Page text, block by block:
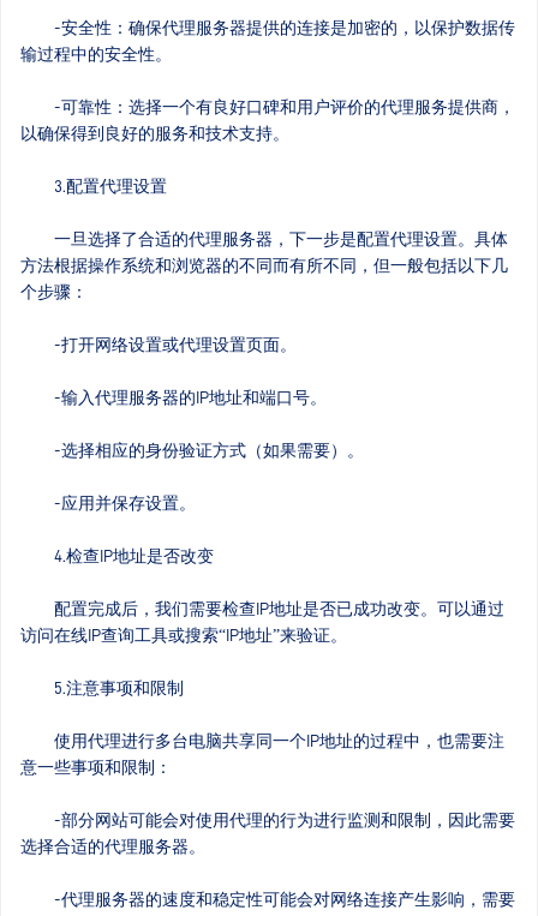
-安全性：确保代理服务器提供的连接是加密的，以保护数据传
输过程中的安全性。
-可靠性：选择一个有良好口碑和用户评价的代理服务提供商，
以确保得到良好的服务和技术支持。
3.配置代理设置
一旦选择了合适的代理服务器，下一步是配置代理设置。具体
方法根据操作系统和浏览器的不同而有所不同，但一般包括以下几
个步骤：
-打开网络设置或代理设置页面。
-输入代理服务器的IP地址和端口号。
-选择相应的身份验证方式（如果需要）。
-应用并保存设置。
4.检查IP地址是否改变
配置完成后，我们需要检查IP地址是否已成功改变。可以通过
访问在线IP查询工具或搜索“IP地址”来验证。
5.注意事项和限制
使用代理进行多台电脑共享同一个IP地址的过程中，也需要注
意一些事项和限制：
-部分网站可能会对使用代理的行为进行监测和限制，因此需要
选择合适的代理服务器。
-代理服务器的速度和稳定性可能会对网络连接产生影响，需要